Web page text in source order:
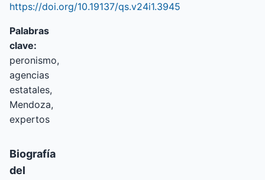
https://doi.org/10.19137/qs.v24i1.3945
Palabras
clave:
peronismo,
agencias
estatales,
Mendoza,
expertos
Biografía
del